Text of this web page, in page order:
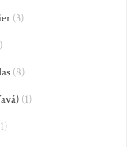
(3)
(8)
(1)